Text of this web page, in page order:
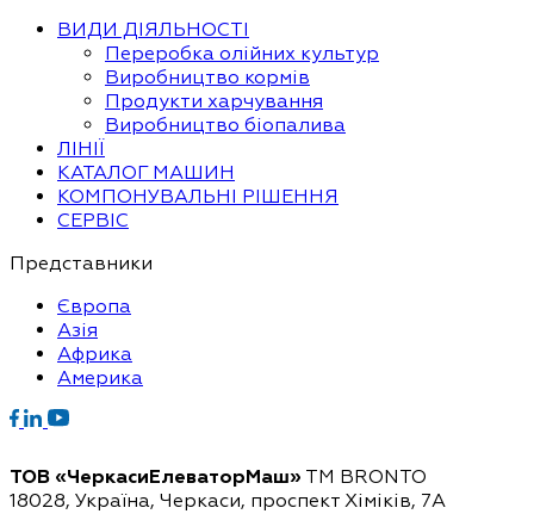
ВИДИ ДІЯЛЬНОСТІ
Переробка олійних культур
Виробництво кормів
Продукти харчування
Виробництво біопалива
ЛІНІЇ
КАТАЛОГ МАШИН
КОМПОНУВАЛЬНІ РІШЕННЯ
СЕРВІС
Представники
Європа
Азія
Африка
Америка
ТОВ «ЧеркасиЕлеваторМаш» ТМ BRONTO
18028, Україна, Черкаси, проспект Хіміків, 7А